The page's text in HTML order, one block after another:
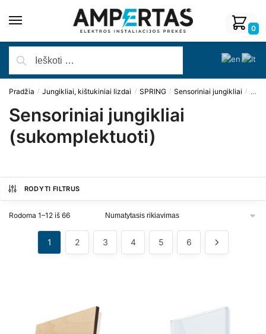
0
Pradžia / Jungikliai, kištukiniai lizdai / SPRING / Sensoriniai jungikliai /
Sensoriniai jungikliai
(sukomplektuoti)
RODYTI FILTRUS
Rodoma 1–12 iš 66
1 2 3 4 5 6